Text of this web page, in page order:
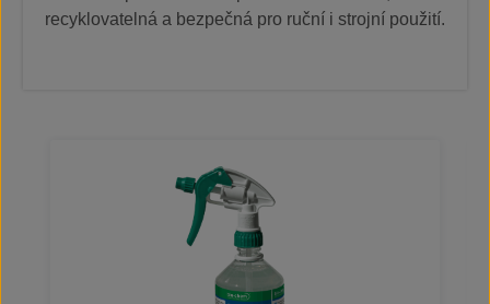
recyklovatelná a bezpečná pro ruční i strojní použití.